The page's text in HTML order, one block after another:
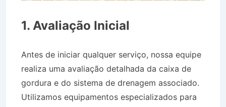
1. Avaliação Inicial
Antes de iniciar qualquer serviço, nossa equipe
realiza uma avaliação detalhada da caixa de
gordura e do sistema de drenagem associado.
Utilizamos equipamentos especializados para